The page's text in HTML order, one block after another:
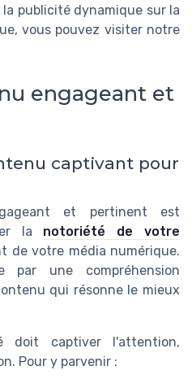
publicité dynamique sur la
vous pouvez visiter notre
engageant et
captivant pour
et pertinent est
la notoriété de votre
de votre média numérique.
par une compréhension
qui résonne le mieux
doit captiver l'attention,
Pour y parvenir :